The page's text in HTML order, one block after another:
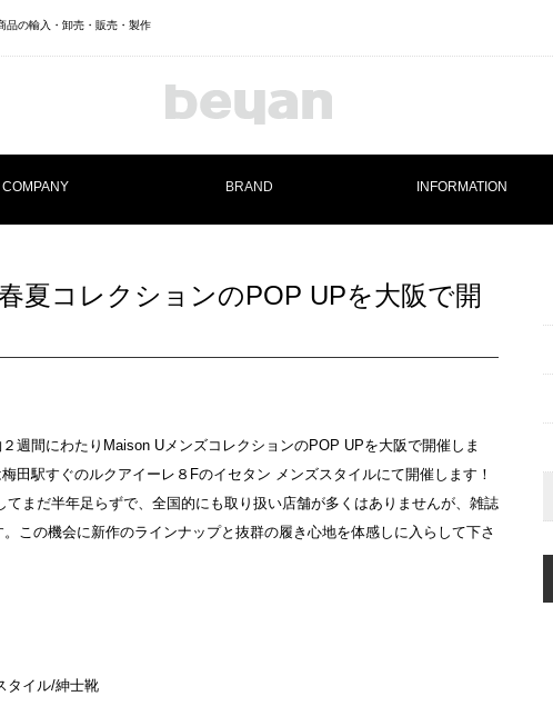
品の輸入・卸売・販売・製作
COMPANY BRAND INFORMATION
春夏コレクションのPOP UPを大阪で開
週間にわたりMaison UメンズコレクションのPOP UPを大阪で開催しま
田駅すぐのルクアイーレ８Fのイセタン メンズスタイルにて開催します！
まだ半年足らずで、全国的にも取り扱い店舗が多くはありませんが、雑誌
この機会に新作のラインナップと抜群の履き心地を体感しに入らして下さ
タイル/紳士靴